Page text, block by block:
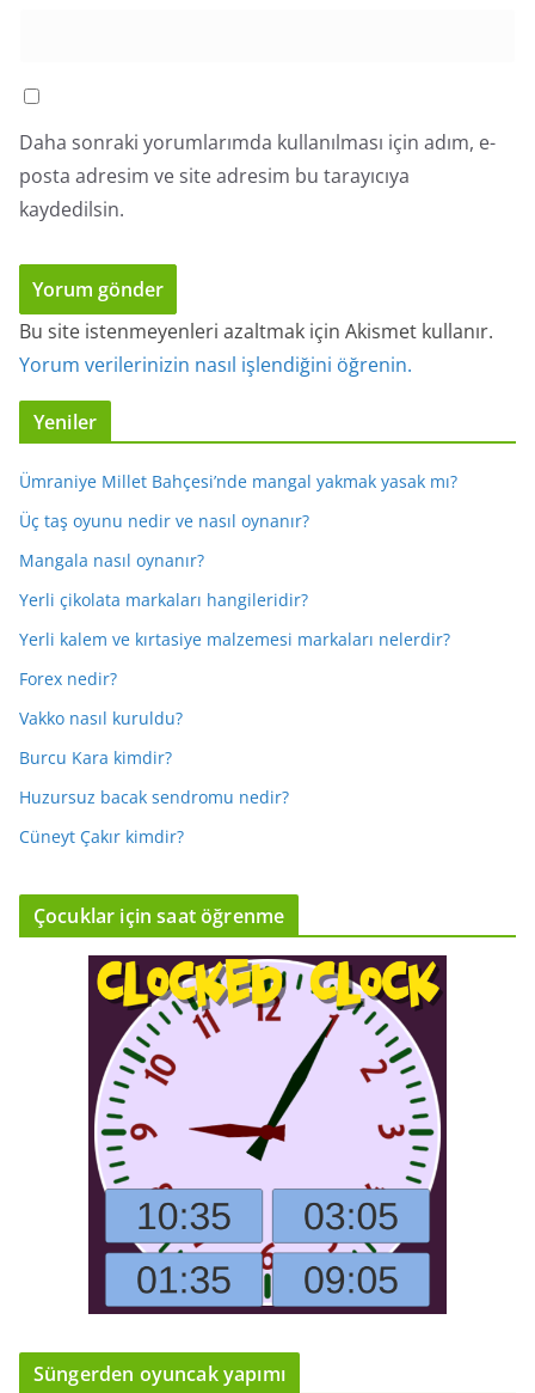
Daha sonraki yorumlarımda kullanılması için adım, e-
posta adresim ve site adresim bu tarayıcıya
kaydedilsin.
Bu site istenmeyenleri azaltmak için Akismet kullanır.
Yorum verilerinizin nasıl işlendiğini öğrenin.
Yeniler
Ümraniye Millet Bahçesi’nde mangal yakmak yasak mı?
Üç taş oyunu nedir ve nasıl oynanır?
Mangala nasıl oynanır?
Yerli çikolata markaları hangileridir?
Yerli kalem ve kırtasiye malzemesi markaları nelerdir?
Forex nedir?
Vakko nasıl kuruldu?
Burcu Kara kimdir?
Huzursuz bacak sendromu nedir?
Cüneyt Çakır kimdir?
Çocuklar için saat öğrenme
Süngerden oyuncak yapımı